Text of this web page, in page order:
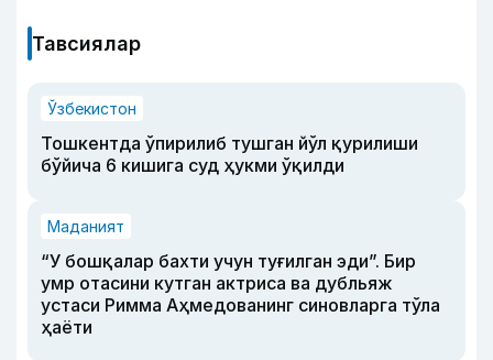
Тавсиялар
Ўзбекистон
Тошкентда ўпирилиб тушган йўл қурилиши
бўйича 6 кишига суд ҳукми ўқилди
Маданият
“У бошқалар бахти учун туғилган эди”. Бир
умр отасини кутган актриса ва дубльяж
устаси Римма Аҳмедованинг синовларга тўла
ҳаёти